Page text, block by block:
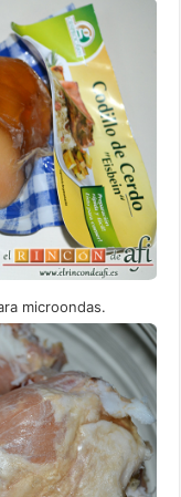
microondas.